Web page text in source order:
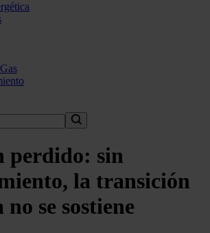
perdido: sin
la transición
no se sostiene